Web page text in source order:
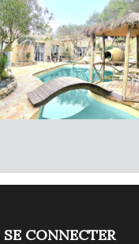
SE CONNECTER